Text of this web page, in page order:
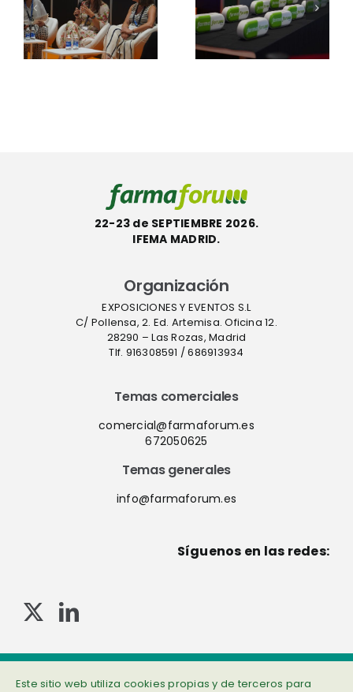
abierto su
periodo de
2026: “Sin
local de
22-23 de SEPTIEMBRE 2026.
IFEMA MADRID.
Organización
EXPOSICIONES Y EVENTOS S.L
C/ Pollensa, 2. Ed. Artemisa. Oficina 12.
28290 – Las Rozas, Madrid
Tlf. 916308591 / 686913934
Temas comerciales
comercial@farmaforum.es
672050625
Temas generales
info@farmaforum.es
Síguenos en las redes:
Este sitio web utiliza cookies propias y de terceros para
© Copyright 2013-2023 . Todos los derechos reservados
Política de privacidad|Cookies|Aviso legal| Información adicional